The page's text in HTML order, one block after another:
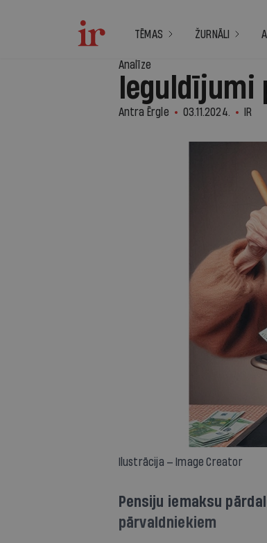
TĒMAS ŽURNĀLI
Analīze
Ieguldījumi
Antra Ērgle 03.11.2024. IR
Ilustrācija — Image Creator
Pensiju iemaksu
pārvaldniekiem